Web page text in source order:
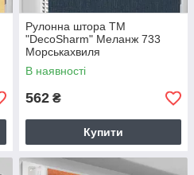
Рулонна штора TM
"DecoSharm" Меланж 733
Морськахвиля
В наявності
562 ₴
Купити